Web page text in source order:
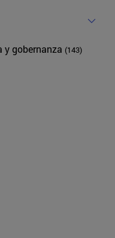
y gobernanza (143)